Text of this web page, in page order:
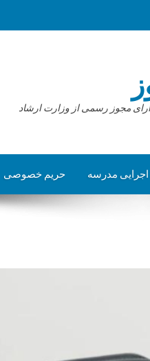
مجوز رسمی از وزارت ارشاد
اجرایی مدرسه حریم خصوصی